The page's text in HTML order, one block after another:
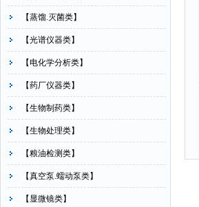
【蒸馏.灭菌类】
【光谱仪器类】
【电化学分析类】
【药厂仪器类】
【生物制药类】
【生物处理类】
【粮油检测类】
【真空泵.蠕动泵类】
【显微镜类】